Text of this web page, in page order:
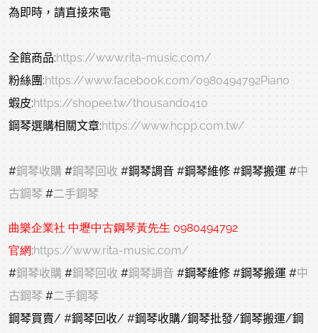
為即時，請直接來電
全館商品:https://www.rita-music.com/
粉絲團:https://www.facebook.com/0980494792Piano
蝦皮:https://shopee.tw/thousand0410
鋼琴選購相關文章:https://www.hcpp.com.tw/
#鋼琴收購 #鋼琴回收 #鋼琴調音 #鋼琴維修 #鋼琴搬運 #中
古鋼琴 #二手鋼琴
曲樂企業社 中壢中古鋼琴黃先生 0980494792
官網:https://www.rita-music.com/
#鋼琴收購 #鋼琴回收 #鋼琴調音 #鋼琴維修 #鋼琴搬運 #中
古鋼琴 #二手鋼琴
鋼琴買賣/ #鋼琴回收/ #鋼琴收購/鋼琴批發/鋼琴搬運/鋼